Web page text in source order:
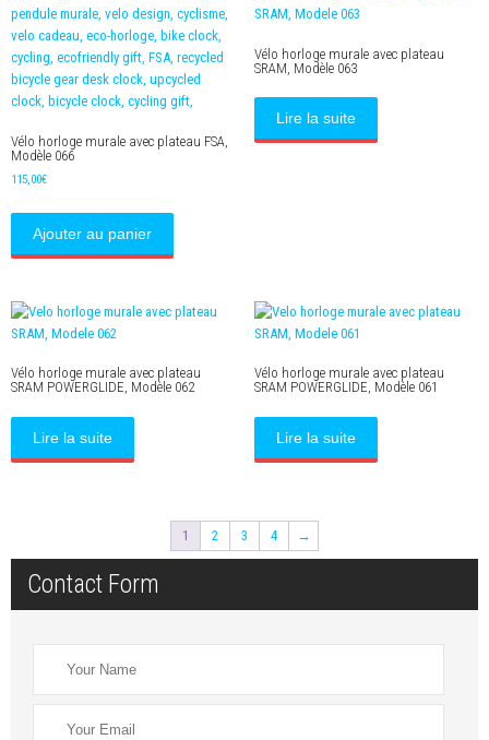
Vélo horloge murale avec plateau FSA,
Modèle 066
115,00€
Ajouter au panier
Vélo horloge murale avec plateau
SRAM, Modèle 063
Lire la suite
Vélo horloge murale avec plateau
SRAM POWERGLIDE, Modèle 062
Lire la suite
Vélo horloge murale avec plateau
SRAM POWERGLIDE, Modèle 061
Lire la suite
1 2 3 4 →
Contact Form